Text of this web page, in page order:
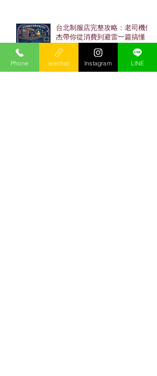
台北制服店完整攻略：老司機保
杰帶你從消費到避雷一篇搞懂
4月2日
Phone wechat Instagram LINE